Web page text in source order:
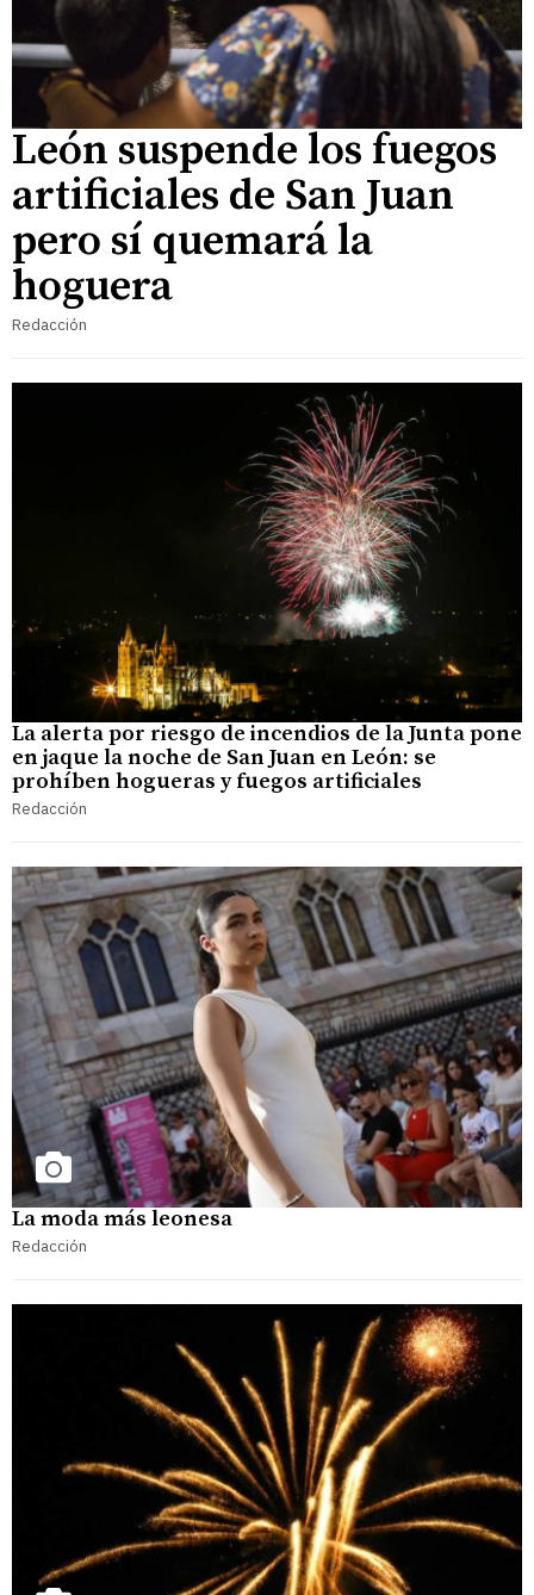
León suspende los fuegos
artificiales de San Juan
pero sí quemará la
hoguera
Redacción
La alerta por riesgo de incendios de la Junta pone
en jaque la noche de San Juan en León: se
prohíben hogueras y fuegos artificiales
Redacción
La moda más leonesa
Redacción